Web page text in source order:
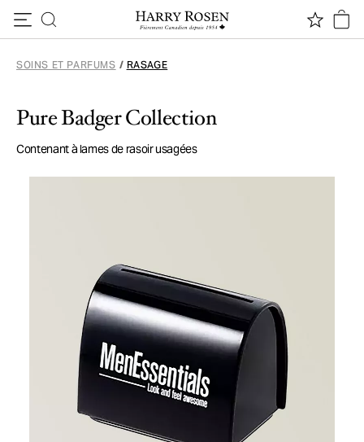
SOINS ET PARFUMS / RASAGE
Pure Badger Collection
Contenant à lames de rasoir usagées